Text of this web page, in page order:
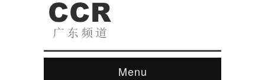
Menu